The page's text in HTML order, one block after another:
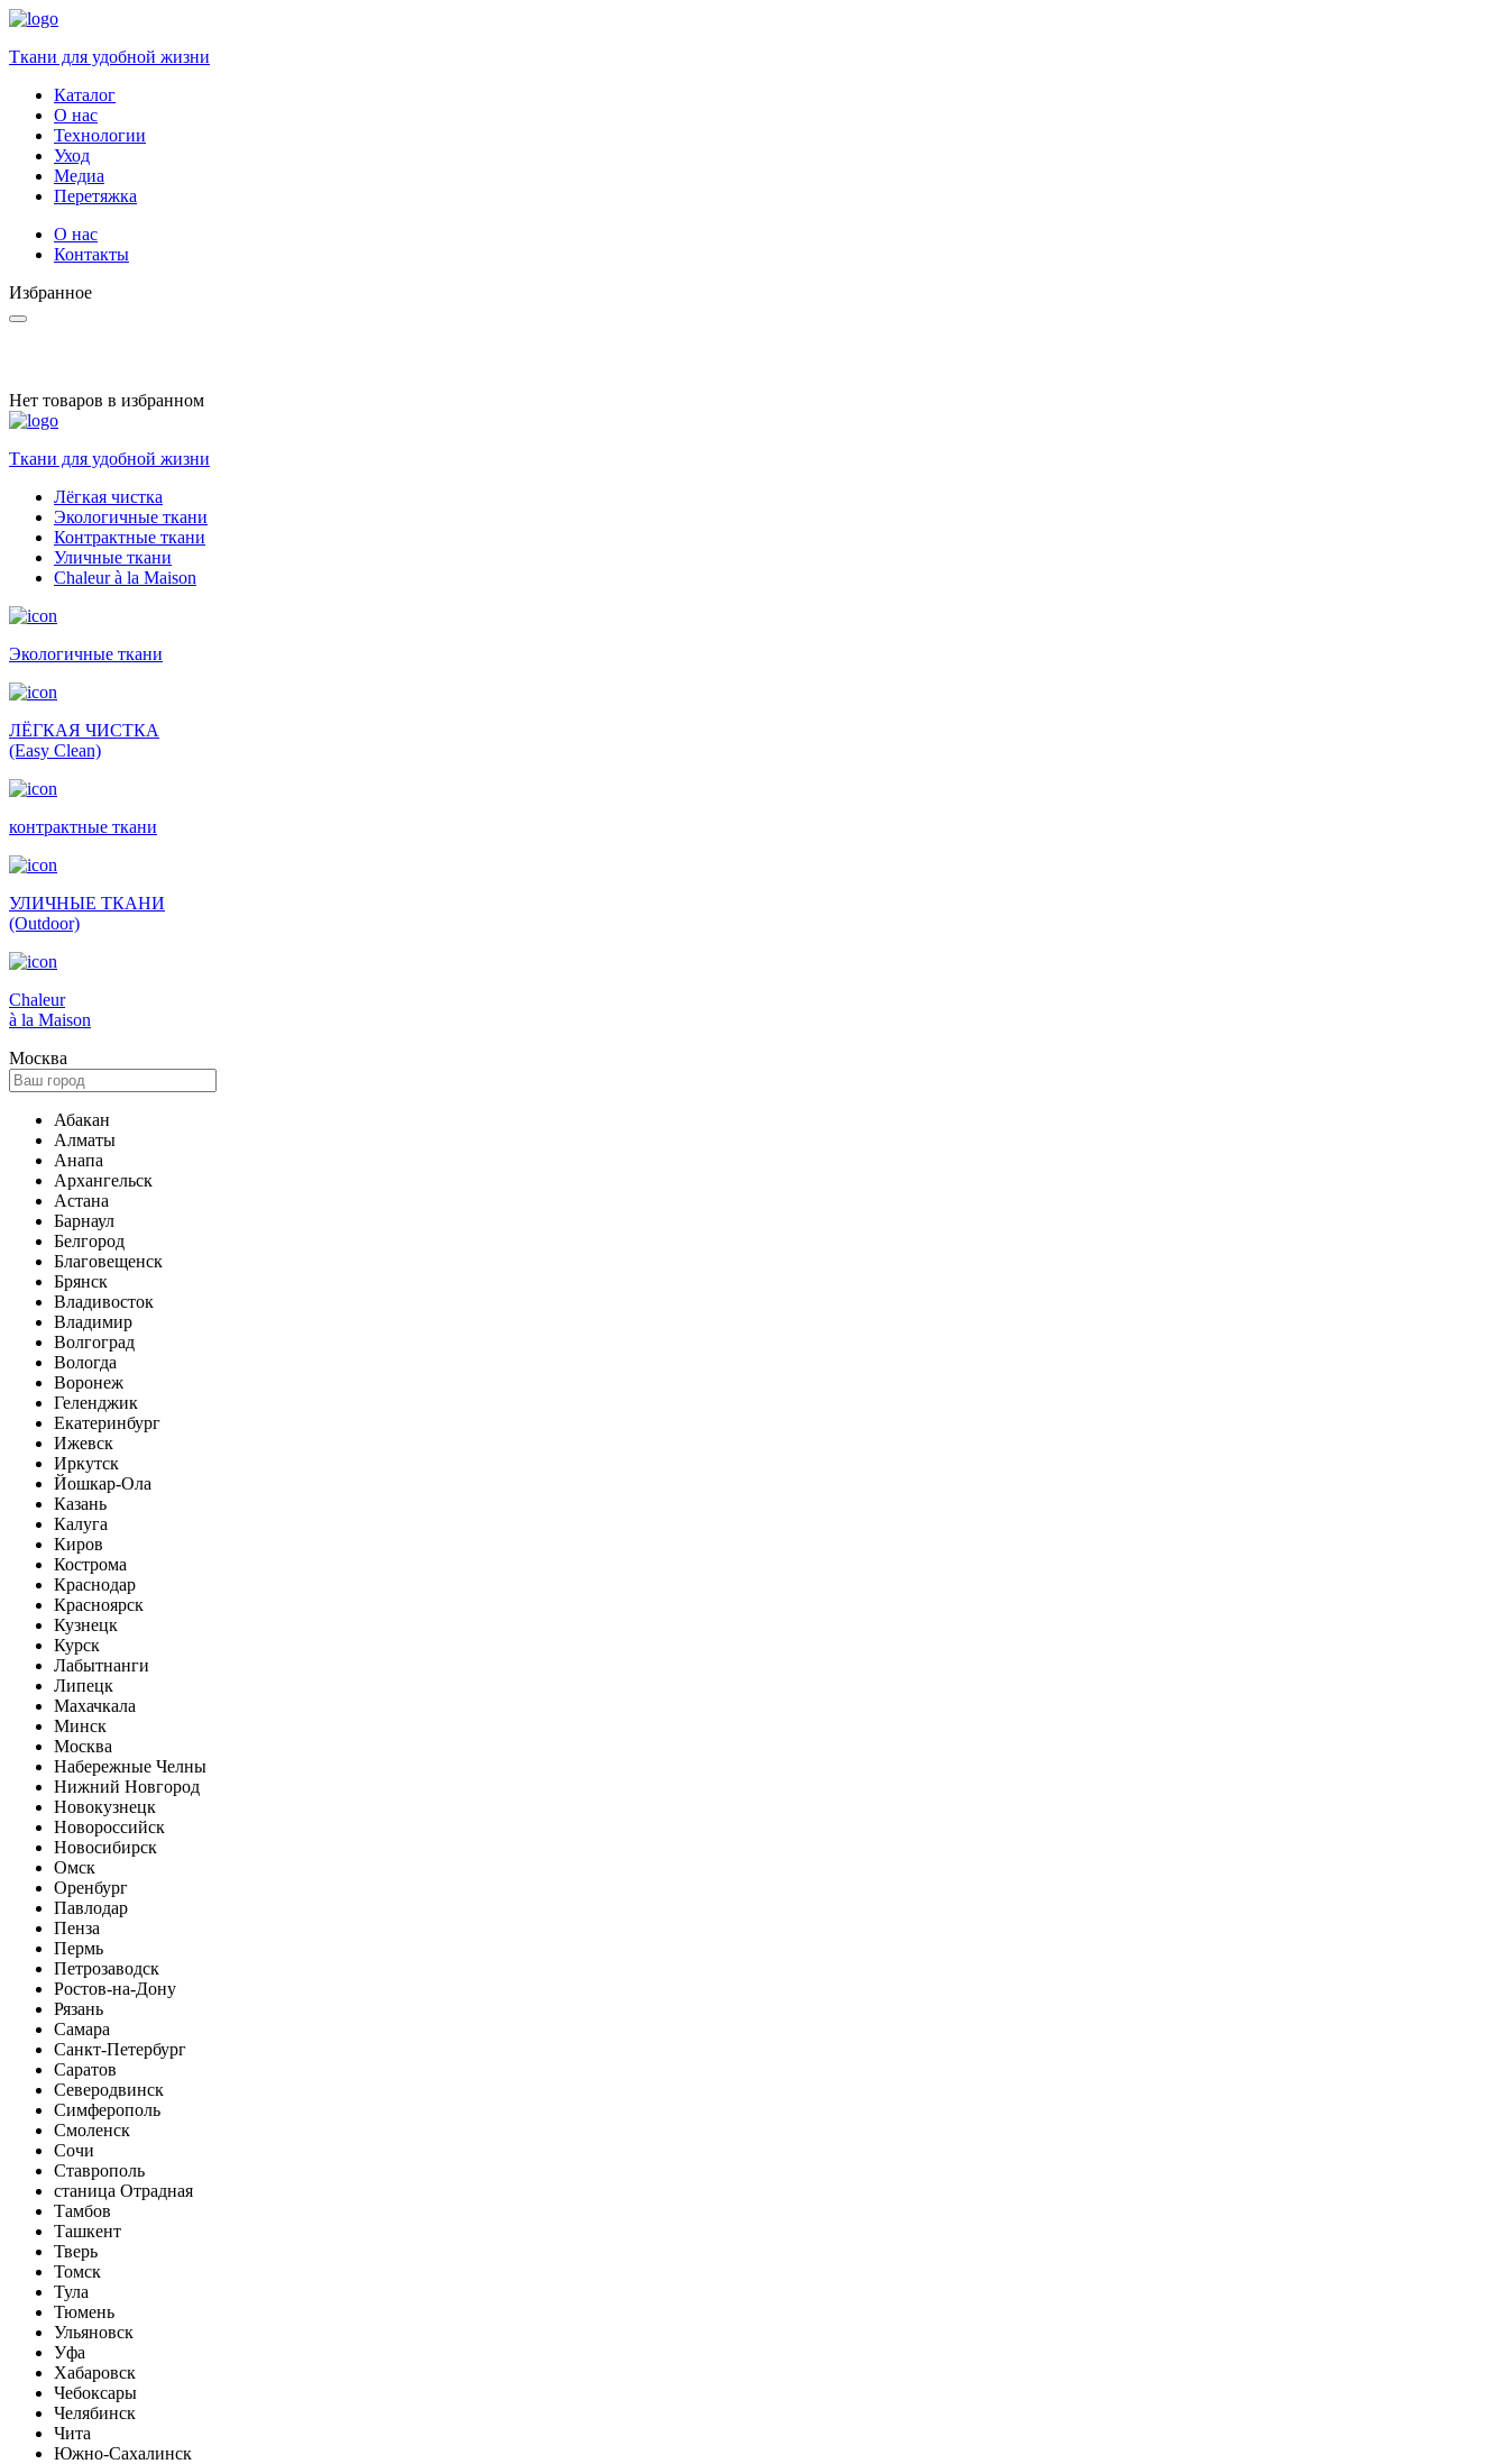
Ткани для удобной жизни
Каталог
О нас
Технологии
Уход
Медиа
Перетяжка
О нас
Контакты
Избранное
Нет товаров в избранном
Ткани для удобной жизни
Лёгкая чистка
Экологичные ткани
Контрактные ткани
Уличные ткани
Сhaleur à la Maison
Экологичные ткани
ЛЁГКАЯ ЧИСТКА
(Easy Clean)
контрактные ткани
УЛИЧНЫЕ ТКАНИ
(Outdoor)
Сhaleur
à la Maison
Москва
Абакан
Алматы
Анапа
Архангельск
Астана
Барнаул
Белгород
Благовещенск
Брянск
Владивосток
Владимир
Волгоград
Вологда
Воронеж
Геленджик
Екатеринбург
Ижевск
Иркутск
Йошкар-Ола
Казань
Калуга
Киров
Кострома
Краснодар
Красноярск
Кузнецк
Курск
Лабытнанги
Липецк
Махачкала
Минск
Москва
Набережные Челны
Нижний Новгород
Новокузнецк
Новороссийск
Новосибирск
Омск
Оренбург
Павлодар
Пенза
Пермь
Петрозаводск
Ростов-на-Дону
Рязань
Самара
Санкт-Петербург
Саратов
Северодвинск
Симферополь
Смоленск
Сочи
Ставрополь
станица Отрадная
Тамбов
Ташкент
Тверь
Томск
Тула
Тюмень
Ульяновск
Уфа
Хабаровск
Чебоксары
Челябинск
Чита
Южно-Сахалинск